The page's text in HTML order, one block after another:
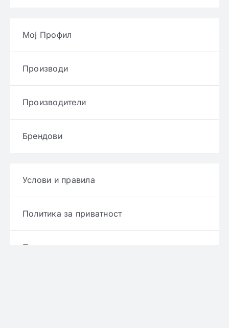
Мој Профил
Производи
Производители
Брендови
Услови и правила
Политика за приватност
Политика за достава